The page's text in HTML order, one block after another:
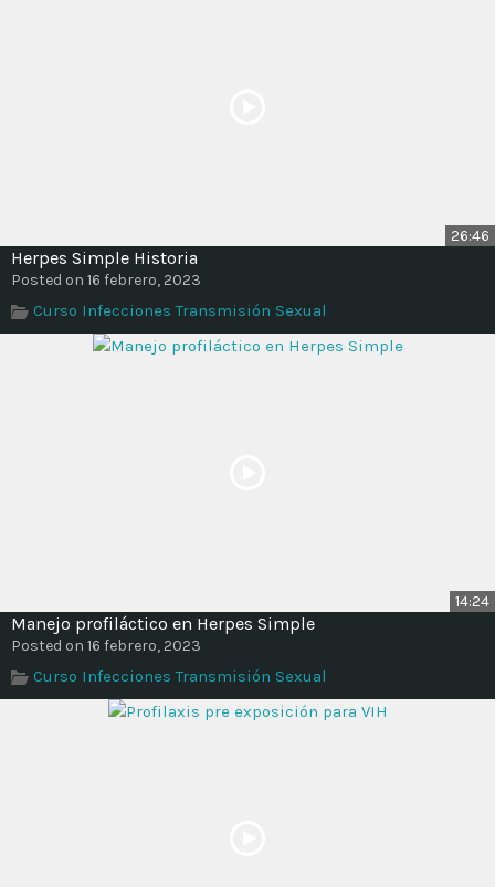
26:46
Herpes Simple Historia
Posted on 16 febrero, 2023
Curso Infecciones Transmisión Sexual
14:24
Manejo profiláctico en Herpes Simple
Posted on 16 febrero, 2023
Curso Infecciones Transmisión Sexual